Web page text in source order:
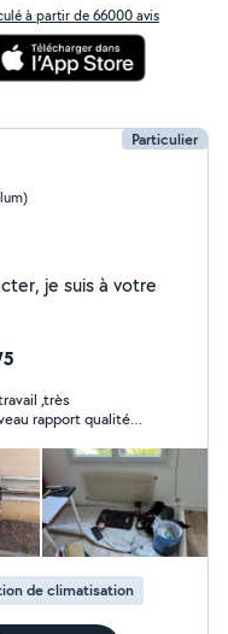
à partir de 66000 avis
Particulier
je suis à votre
,très
de climatisation